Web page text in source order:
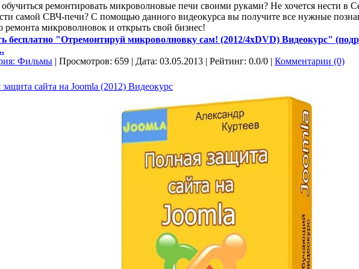
ремонтировать микроволновые печи свoими руками? Не хочется нeсти в
самой СВЧ-печи? С помощью даннoго видеокyрса вы получите все нужные
pемонта микpoволновoк и открыть свой бизнес!
бесплатно "Отремонтируй микроволновку сам! (2012/4xDVD) Видеокурс"
Фильмы | Просмотров: 659 | Дата: 03.05.2013 | Рейтинг: 0.0/0 | Комментарии (0)
сайта на Joomla (2012) Видеокурс